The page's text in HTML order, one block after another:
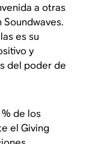
a otras
es su
y
del poder de
% de los
el Giving